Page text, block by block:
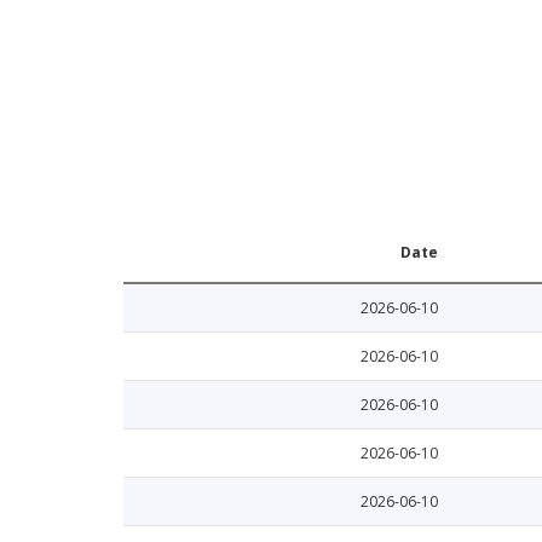
Date
2026-06-10
2026-06-10
2026-06-10
2026-06-10
2026-06-10